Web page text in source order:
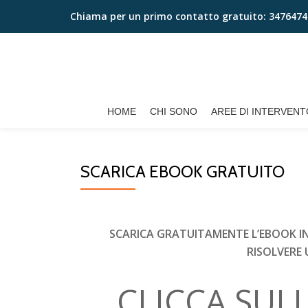
Passa
Chiama per un primo contatto gratuito:
HOME CHI SONO AREE DI
SCARICA EBOOK GRATUITO
SCARICA GRATUITAMENTE L’EBOOK